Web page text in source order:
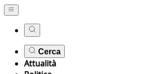
Cerca
Attualità